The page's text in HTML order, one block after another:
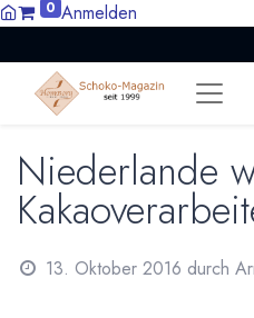
0 Anmelden
Niederlande
13. Oktober 2016 durch